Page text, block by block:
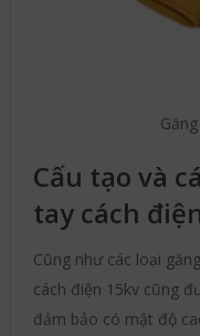
Cấu tạo và
tay cách
Cũng như các loại
cách điện 15kv cũng
đảm bảo có mật độ